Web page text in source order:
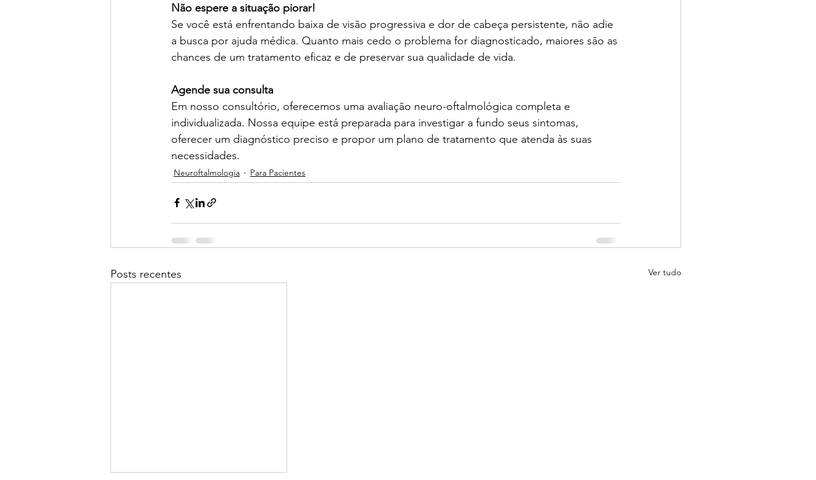
Não espere a situação piorar!
Se você está enfrentando baixa de visão progressiva e dor de cabeça persistente, não adie
a busca por ajuda médica. Quanto mais cedo o problema for diagnosticado, maiores são as
chances de um tratamento eficaz e de preservar sua qualidade de vida.
Agende sua consulta
Em nosso consultório, oferecemos uma avaliação neuro-oftalmológica completa e
individualizada. Nossa equipe está preparada para investigar a fundo seus sintomas,
oferecer um diagnóstico preciso e propor um plano de tratamento que atenda às suas
necessidades.
Neuroftalmologia Para Pacientes
Posts recentes Ver tudo